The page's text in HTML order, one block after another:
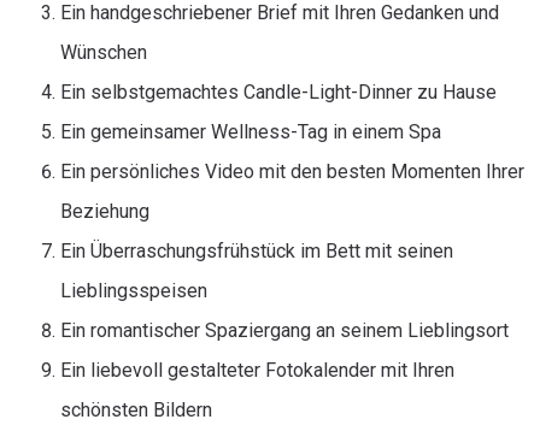
Ein handgeschriebener Brief mit Ihren Gedanken und
Wünschen
Ein selbstgemachtes Candle-Light-Dinner zu Hause
Ein gemeinsamer Wellness-Tag in einem Spa
Ein persönliches Video mit den besten Momenten Ihrer
Beziehung
Ein Überraschungsfrühstück im Bett mit seinen
Lieblingsspeisen
Ein romantischer Spaziergang an seinem Lieblingsort
Ein liebevoll gestalteter Fotokalender mit Ihren
schönsten Bildern